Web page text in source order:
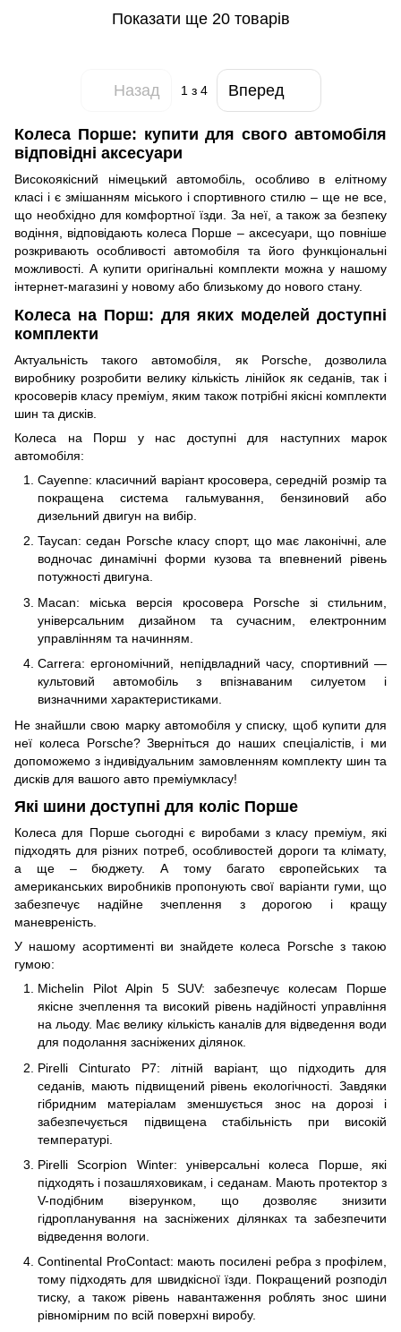
Показати ще 20 товарів
Назад 1 з 4 Вперед
Колеса Порше: купити для свого автомобіля
відповідні аксесуари
Високоякісний німецький автомобіль, особливо в елітному
класі і є змішанням міського і спортивного стилю – ще не все,
що необхідно для комфортної їзди. За неї, а також за безпеку
водіння, відповідають колеса Порше – аксесуари, що повніше
розкривають особливості автомобіля та його функціональні
можливості. А купити оригінальні комплекти можна у нашому
інтернет-магазині у новому або близькому до нового стану.
Колеса на Порш: для яких моделей доступні
комплекти
Актуальність такого автомобіля, як Porsche, дозволила
виробнику розробити велику кількість лінійок як седанів, так і
кросоверів класу преміум, яким також потрібні якісні комплекти
шин та дисків.
Колеса на Порш у нас доступні для наступних марок
автомобіля:
Cayenne: класичний варіант кросовера, середній розмір та
покращена система гальмування, бензиновий або
дизельний двигун на вибір.
Taycan: седан Porsche класу спорт, що має лаконічні, але
водночас динамічні форми кузова та впевнений рівень
потужності двигуна.
Macan: міська версія кросовера Porsche зі стильним,
універсальним дизайном та сучасним, електронним
управлінням та начинням.
Carrera: ергономічний, непідвладний часу, спортивний —
культовий автомобіль з впізнаваним силуетом і
визначними характеристиками.
Не знайшли свою марку автомобіля у списку, щоб купити для
неї колеса Porsche? Зверніться до наших спеціалістів, і ми
допоможемо з індивідуальним замовленням комплекту шин та
дисків для вашого авто преміумкласу!
Які шини доступні для коліс Порше
Колеса для Порше сьогодні є виробами з класу преміум, які
підходять для різних потреб, особливостей дороги та клімату,
а ще – бюджету. А тому багато європейських та
американських виробників пропонують свої варіанти гуми, що
забезпечує надійне зчеплення з дорогою і кращу
маневреність.
У нашому асортименті ви знайдете колеса Porsche з такою
гумою:
Michelin Pilot Alpin 5 SUV: забезпечує колесам Порше
якісне зчеплення та високий рівень надійності управління
на льоду. Має велику кількість каналів для відведення води
для подолання засніжених ділянок.
Pirelli Cinturato P7: літній варіант, що підходить для
седанів, мають підвищений рівень екологічності. Завдяки
гібридним матеріалам зменшується знос на дорозі і
забезпечується підвищена стабільність при високій
температурі.
Pirelli Scorpion Winter: універсальні колеса Порше, які
підходять і позашляховикам, і седанам. Мають протектор з
V-подібним візерунком, що дозволяє знизити
гідропланування на засніжених ділянках та забезпечити
відведення вологи.
Continental ProContact: мають посилені ребра з профілем,
тому підходять для швидкісної їзди. Покращений розподіл
тиску, а також рівень навантаження роблять знос шини
рівномірним по всій поверхні виробу.